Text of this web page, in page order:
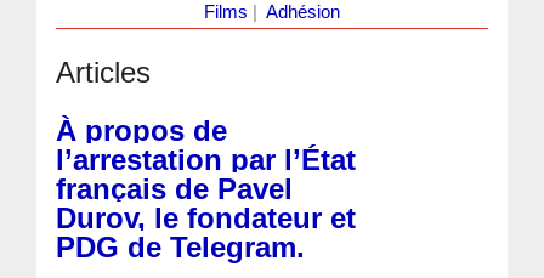
Films
Adhésion
Articles
À propos de
l’arrestation par l’État
français de Pavel
Durov, le fondateur et
PDG de Telegram.